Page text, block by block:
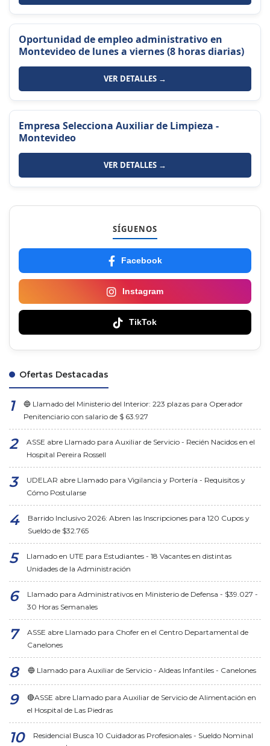
Oportunidad de empleo administrativo en
Montevideo de lunes a viernes (8 horas diarias)
VER DETALLES →
Empresa Selecciona Auxiliar de Limpieza -
Montevideo
VER DETALLES →
SÍGUENOS
Facebook
Instagram
TikTok
Ofertas Destacadas
🔵 Llamado del Ministerio del Interior: 223 plazas para Operador
Penitenciario con salario de $ 63.927
ASSE abre Llamado para Auxiliar de Servicio - Recién Nacidos en el
Hospital Pereira Rossell
UDELAR abre Llamado para Vigilancia y Portería - Requisitos y
Cómo Postularse
Barrido Inclusivo 2026: Abren las Inscripciones para 120 Cupos y
Sueldo de $32.765
Llamado en UTE para Estudiantes - 18 Vacantes en distintas
Unidades de la Administración
Llamado para Administrativos en Ministerio de Defensa - $39.027 -
30 Horas Semanales
ASSE abre Llamado para Chofer en el Centro Departamental de
Canelones
🔵 Llamado para Auxiliar de Servicio - Aldeas Infantiles - Canelones
🔴ASSE abre Llamado para Auxiliar de Servicio de Alimentación en
el Hospital de Las Piedras
Residencial Busca 10 Cuidadoras Profesionales - Sueldo Nominal